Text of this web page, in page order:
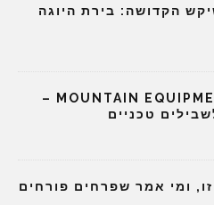
הקדושה: בירת היוגה
מבחן שטח: MOUNTAIN EQUIPMENT COMICI –
טכניים
ומי אמר שפרחים פורחים